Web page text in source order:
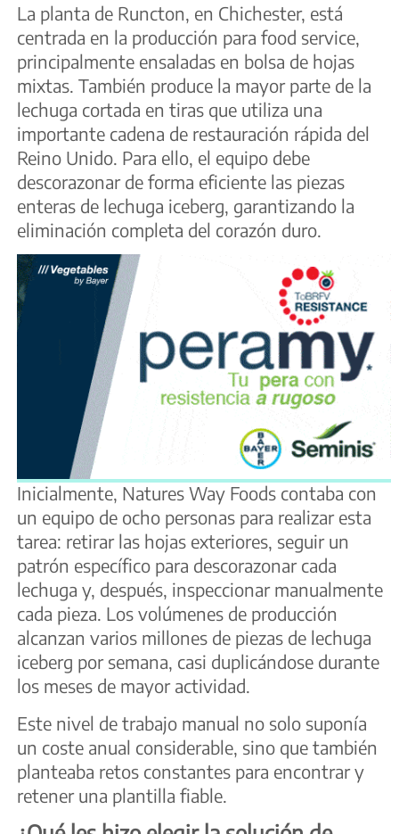
La planta de Runcton, en Chichester, está
centrada en la producción para food service,
principalmente ensaladas en bolsa de hojas
mixtas. También produce la mayor parte de la
lechuga cortada en tiras que utiliza una
importante cadena de restauración rápida del
Reino Unido. Para ello, el equipo debe
descorazonar de forma eficiente las piezas
enteras de lechuga iceberg, garantizando la
eliminación completa del corazón duro.
Inicialmente, Natures Way Foods contaba con
un equipo de ocho personas para realizar esta
tarea: retirar las hojas exteriores, seguir un
patrón específico para descorazonar cada
lechuga y, después, inspeccionar manualmente
cada pieza. Los volúmenes de producción
alcanzan varios millones de piezas de lechuga
iceberg por semana, casi duplicándose durante
los meses de mayor actividad.
Este nivel de trabajo manual no solo suponía
un coste anual considerable, sino que también
planteaba retos constantes para encontrar y
retener una plantilla fiable.